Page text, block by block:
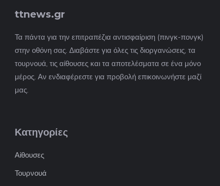
ttnews.gr
Τα πάντα για την επιτραπέζια αντισφαίριση (πινγκ-πονγκ)
στην οθόνη σας. Διαβάστε για όλες τις διοργανώσεις, τα
τουρνουά, τις αίθουσες και τα αποτελέσματα σε ένα μόνο
μέρος. Αν ενδιαφέρεστε για προβολή επικοινωνήστε μαζί
μας.
Κατηγορίες
Αίθουσες
Τουρνουά